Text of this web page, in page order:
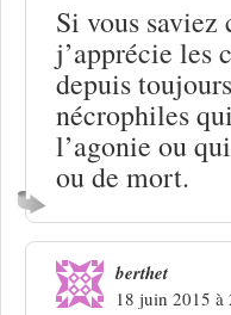
Si vous
j’apprécie les
depuis
nécrophiles
l’agonie ou
ou de mort.
berthet
18 juin 2015 à